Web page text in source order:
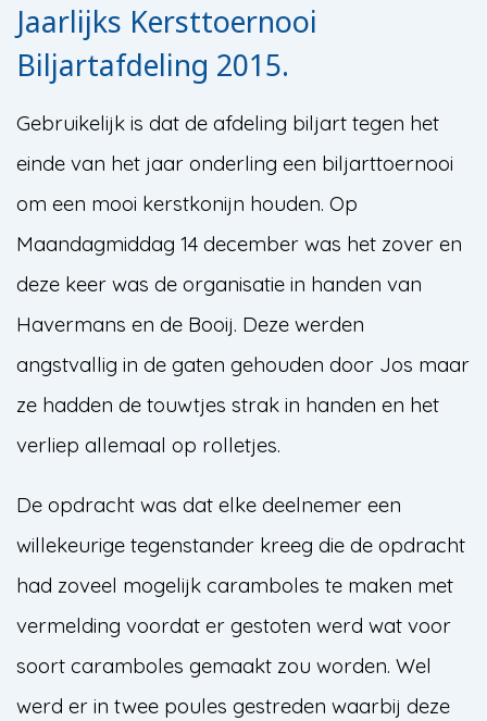
Jaarlijks Kersttoernooi
Biljartafdeling 2015.
Gebruikelijk is dat de afdeling biljart tegen het
einde van het jaar onderling een biljarttoernooi
om een mooi kerstkonijn houden. Op
Maandagmiddag 14 december was het zover en
deze keer was de organisatie in handen van
Havermans en de Booij. Deze werden
angstvallig in de gaten gehouden door Jos maar
ze hadden de touwtjes strak in handen en het
verliep allemaal op rolletjes.
De opdracht was dat elke deelnemer een
willekeurige tegenstander kreeg die de opdracht
had zoveel mogelijk caramboles te maken met
vermelding voordat er gestoten werd wat voor
soort caramboles gemaakt zou worden. Wel
werd er in twee poules gestreden waarbij deze